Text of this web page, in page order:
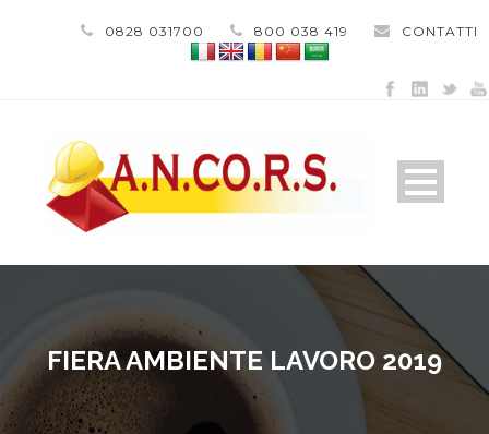
0828 031700 800 038 419 CONTATTI
FIERA AMBIENTE LAVORO 2019